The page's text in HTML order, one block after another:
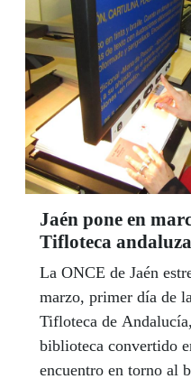
Jaén pone en
Tifloteca andaluza
La ONCE de Jaén
marzo, primer día de
Tifloteca de
biblioteca convertido
encuentro en torno al